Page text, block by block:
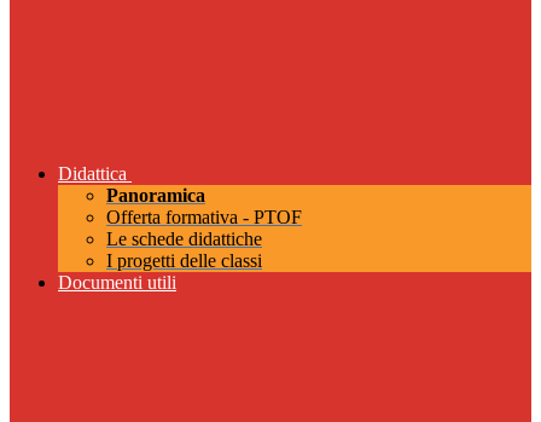
Didattica
Panoramica
Offerta formativa - PTOF
Le schede didattiche
I progetti delle classi
Documenti utili